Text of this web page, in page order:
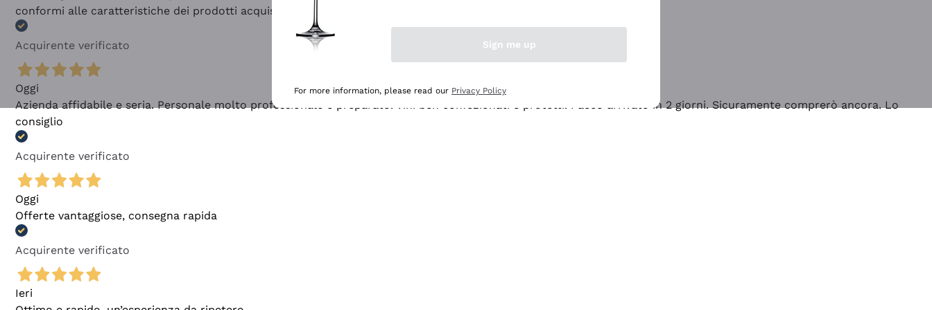
conformi alle caratteristiche dei prodotti acquistati
Acquirente verificato
Oggi
Azienda affidabile e seria. Personale molto professionale e preparato. Vini ben confezionati e protetti. Pacco arrivato in 2 giorni. Sicuramente comprerò ancora. Lo
consiglio
Acquirente verificato
Oggi
Offerte vantaggiose, consegna rapida
Acquirente verificato
Ieri
Sign me up
For more information, please read our Privacy Policy